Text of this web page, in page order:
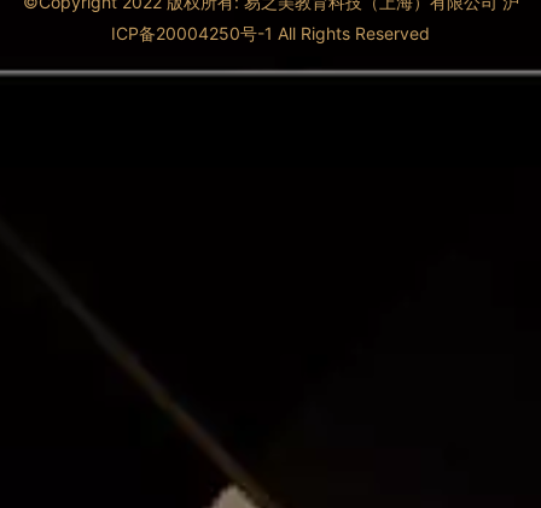
ICP备20004250号-1 All Rights Reserved